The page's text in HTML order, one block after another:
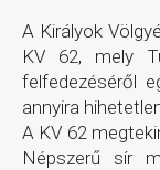
A Királyok
KV 62, mely
felfedezéséről
annyira
A KV 62
Népszerű sír